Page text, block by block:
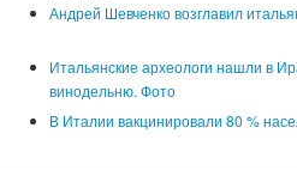
Андрей Шевченко возглавил
Итальянские археологи нашли в
винодельню. Фото
В Италии вакцинировали 80 %